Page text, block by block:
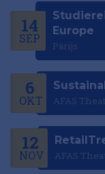
14
SEP
Europe
Parijs
6
OKT AFAS
12
NOV AFAS